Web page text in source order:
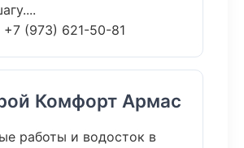
+7 (973) 621-50-81
Комфорт Армас
работы и водосток в